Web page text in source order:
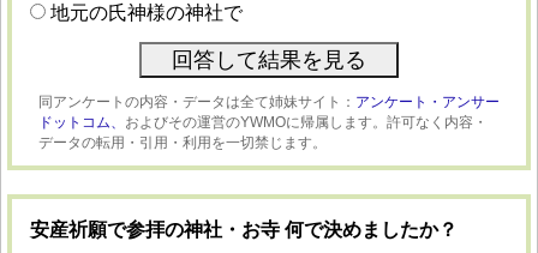
地元の氏神様の神社で
同アンケートの内容・データは全て姉妹サイト： アンケート・アンサー
ドットコム、 およびその運営のYWMOに帰属します。許可なく内容・
データの転用・引用・利用を一切禁じます。
安産祈願で参拝の神社・お寺 何で決めましたか？